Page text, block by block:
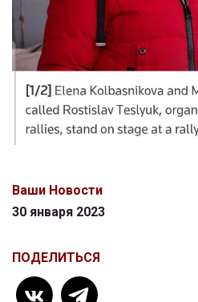
Ваши Новости
30 января 2023
ПОДЕЛИТЬСЯ